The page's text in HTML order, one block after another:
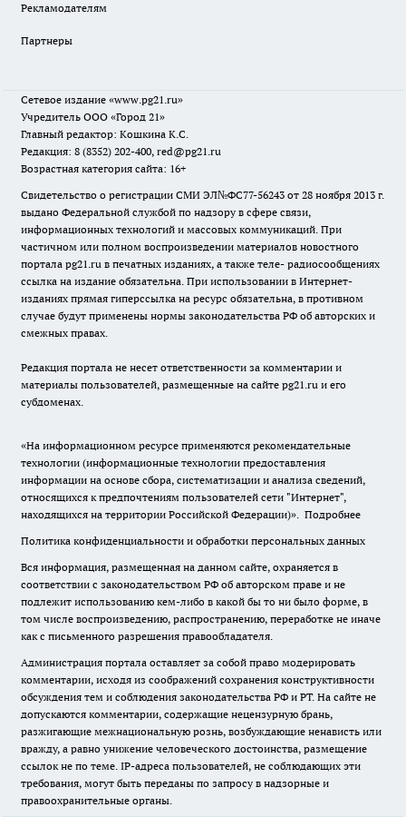
Рекламодателям
Партнеры
Сетевое издание «www.pg21.ru»
Учредитель ООО «Город 21»
Главный редактор: Кошкина К.С.
Редакция: 8 (8352) 202-400, red@pg21.ru
Возрастная категория сайта: 16+
Свидетельство о регистрации СМИ ЭЛ№ФС77-56243 от 28 ноября 2013 г.
выдано Федеральной службой по надзору в сфере связи,
информационных технологий и массовых коммуникаций. При
частичном или полном воспроизведении материалов новостного
портала pg21.ru в печатных изданиях, а также теле- радиосообщениях
ссылка на издание обязательна. При использовании в Интернет-
изданиях прямая гиперссылка на ресурс обязательна, в противном
случае будут применены нормы законодательства РФ об авторских и
смежных правах.
Редакция портала не несет ответственности за комментарии и
материалы пользователей, размещенные на сайте pg21.ru и его
субдоменах.
«На информационном ресурсе применяются рекомендательные
технологии (информационные технологии предоставления
информации на основе сбора, систематизации и анализа сведений,
относящихся к предпочтениям пользователей сети "Интернет",
находящихся на территории Российской Федерации)». Подробнее
Политика конфиденциальности и обработки персональных данных
Вся информация, размещенная на данном сайте, охраняется в
соответствии с законодательством РФ об авторском праве и не
подлежит использованию кем-либо в какой бы то ни было форме, в
том числе воспроизведению, распространению, переработке не иначе
как с письменного разрешения правообладателя.
Администрация портала оставляет за собой право модерировать
комментарии, исходя из соображений сохранения конструктивности
обсуждения тем и соблюдения законодательства РФ и РТ. На сайте не
допускаются комментарии, содержащие нецензурную брань,
разжигающие межнациональную рознь, возбуждающие ненависть или
вражду, а равно унижение человеческого достоинства, размещение
ссылок не по теме. IP-адреса пользователей, не соблюдающих эти
требования, могут быть переданы по запросу в надзорные и
правоохранительные органы.